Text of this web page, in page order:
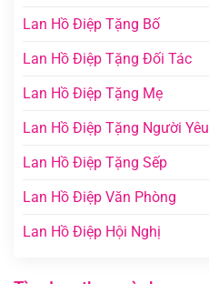
Lan Hồ Điệp Tặng Bố
Lan Hồ Điệp Tặng Đối Tác
Lan Hồ Điệp Tặng Mẹ
Lan Hồ Điệp Tặng Người Yêu
Lan Hồ Điệp Tặng Sếp
Lan Hồ Điệp Văn Phòng
Lan Hồ Điệp Hội Nghị